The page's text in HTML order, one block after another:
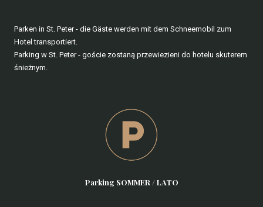
Parken in St. Peter - die Gäste werden mit dem Schneemobil zum
Hotel transportiert.
Parking w St. Peter - goście zostaną przewiezieni do hotelu skuterem
śnieżnym.
Parking SOMMER / LATO